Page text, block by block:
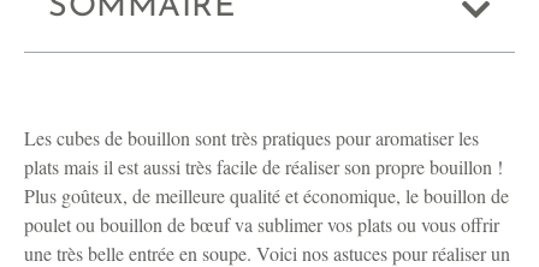
SOMMAIRE
Les cubes de bouillon sont très pratiques pour aromatiser les
plats mais il est aussi très facile de réaliser son propre bouillon !
Plus goûteux, de meilleure qualité et économique, le bouillon de
poulet ou bouillon de bœuf va sublimer vos plats ou vous offrir
une très belle entrée en soupe. Voici nos astuces pour réaliser un